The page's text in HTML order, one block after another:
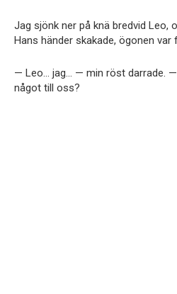
Jag sjönk ner på knä bredvid Leo,
Hans händer skakade, ögonen
— Leo… jag… — min röst darrade.
något till oss?